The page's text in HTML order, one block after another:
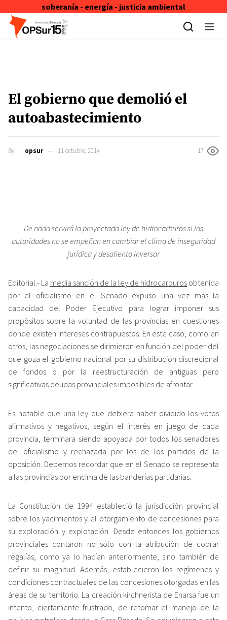
soberanía - energía - justicia ambiental
Skip to content
El gobierno que demolió el
autoabastecimiento
By opsur 11 octubre, 2014 17
De nada servirá la proyectada ley de hidrocarburos si las
autoridades no se empeñan en cambiar el clima de inseguridad
jurídica y desaliento inversor
Editorial.- La media sanción de la ley de hidrocarburos obtenida
por el oficialismo en el Senado expuso una vez más la
capacidad del Poder Ejecutivo para lograr imponer sus
propósitos sobre la voluntad de las provincias en cuestiones
donde existen intereses contrapuestos. En este caso, como en
otros, las negociaciones se dirimieron en función del poder del
que goza el gobierno nacional por su distribución discrecional
de fondos o por la reestructuración de antiguas pero
significativas deudas provinciales imposibles de afrontar.
Es notable que una ley que debiera haber dividido los votos
afirmativos y negativos, según el interés en juego de cada
provincia, terminara siendo apoyada por todos los senadores
del oficialismo y rechazada por los de los partidos de la
oposición. Debemos recordar que en el Senado se representa
a las provincias por encima de las banderías partidarias.
La Constitución de 1994 estableció la jurisdicción provincial
sobre los yacimientos y el otorgamiento de concesiones para
su exploración y explotación. Desde entonces los gobiernos
provinciales contaron no sólo con la atribución de cobrar
regalías, como ya lo hacían anteriormente, sino también de
definir su magnitud. Además, establecieron los regímenes y
condiciones contractuales de las concesiones otorgadas en las
áreas de su territorio. La creación kirchnerista de Enarsa fue un
intento, ciertamente frustrado, de retomar el manejo de la